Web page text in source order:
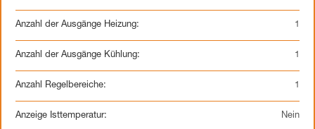
Anzahl der Ausgänge Heizung: 1
Anzahl der Ausgänge Kühlung: 1
Anzahl Regelbereiche: 1
Anzeige Isttemperatur: Nein